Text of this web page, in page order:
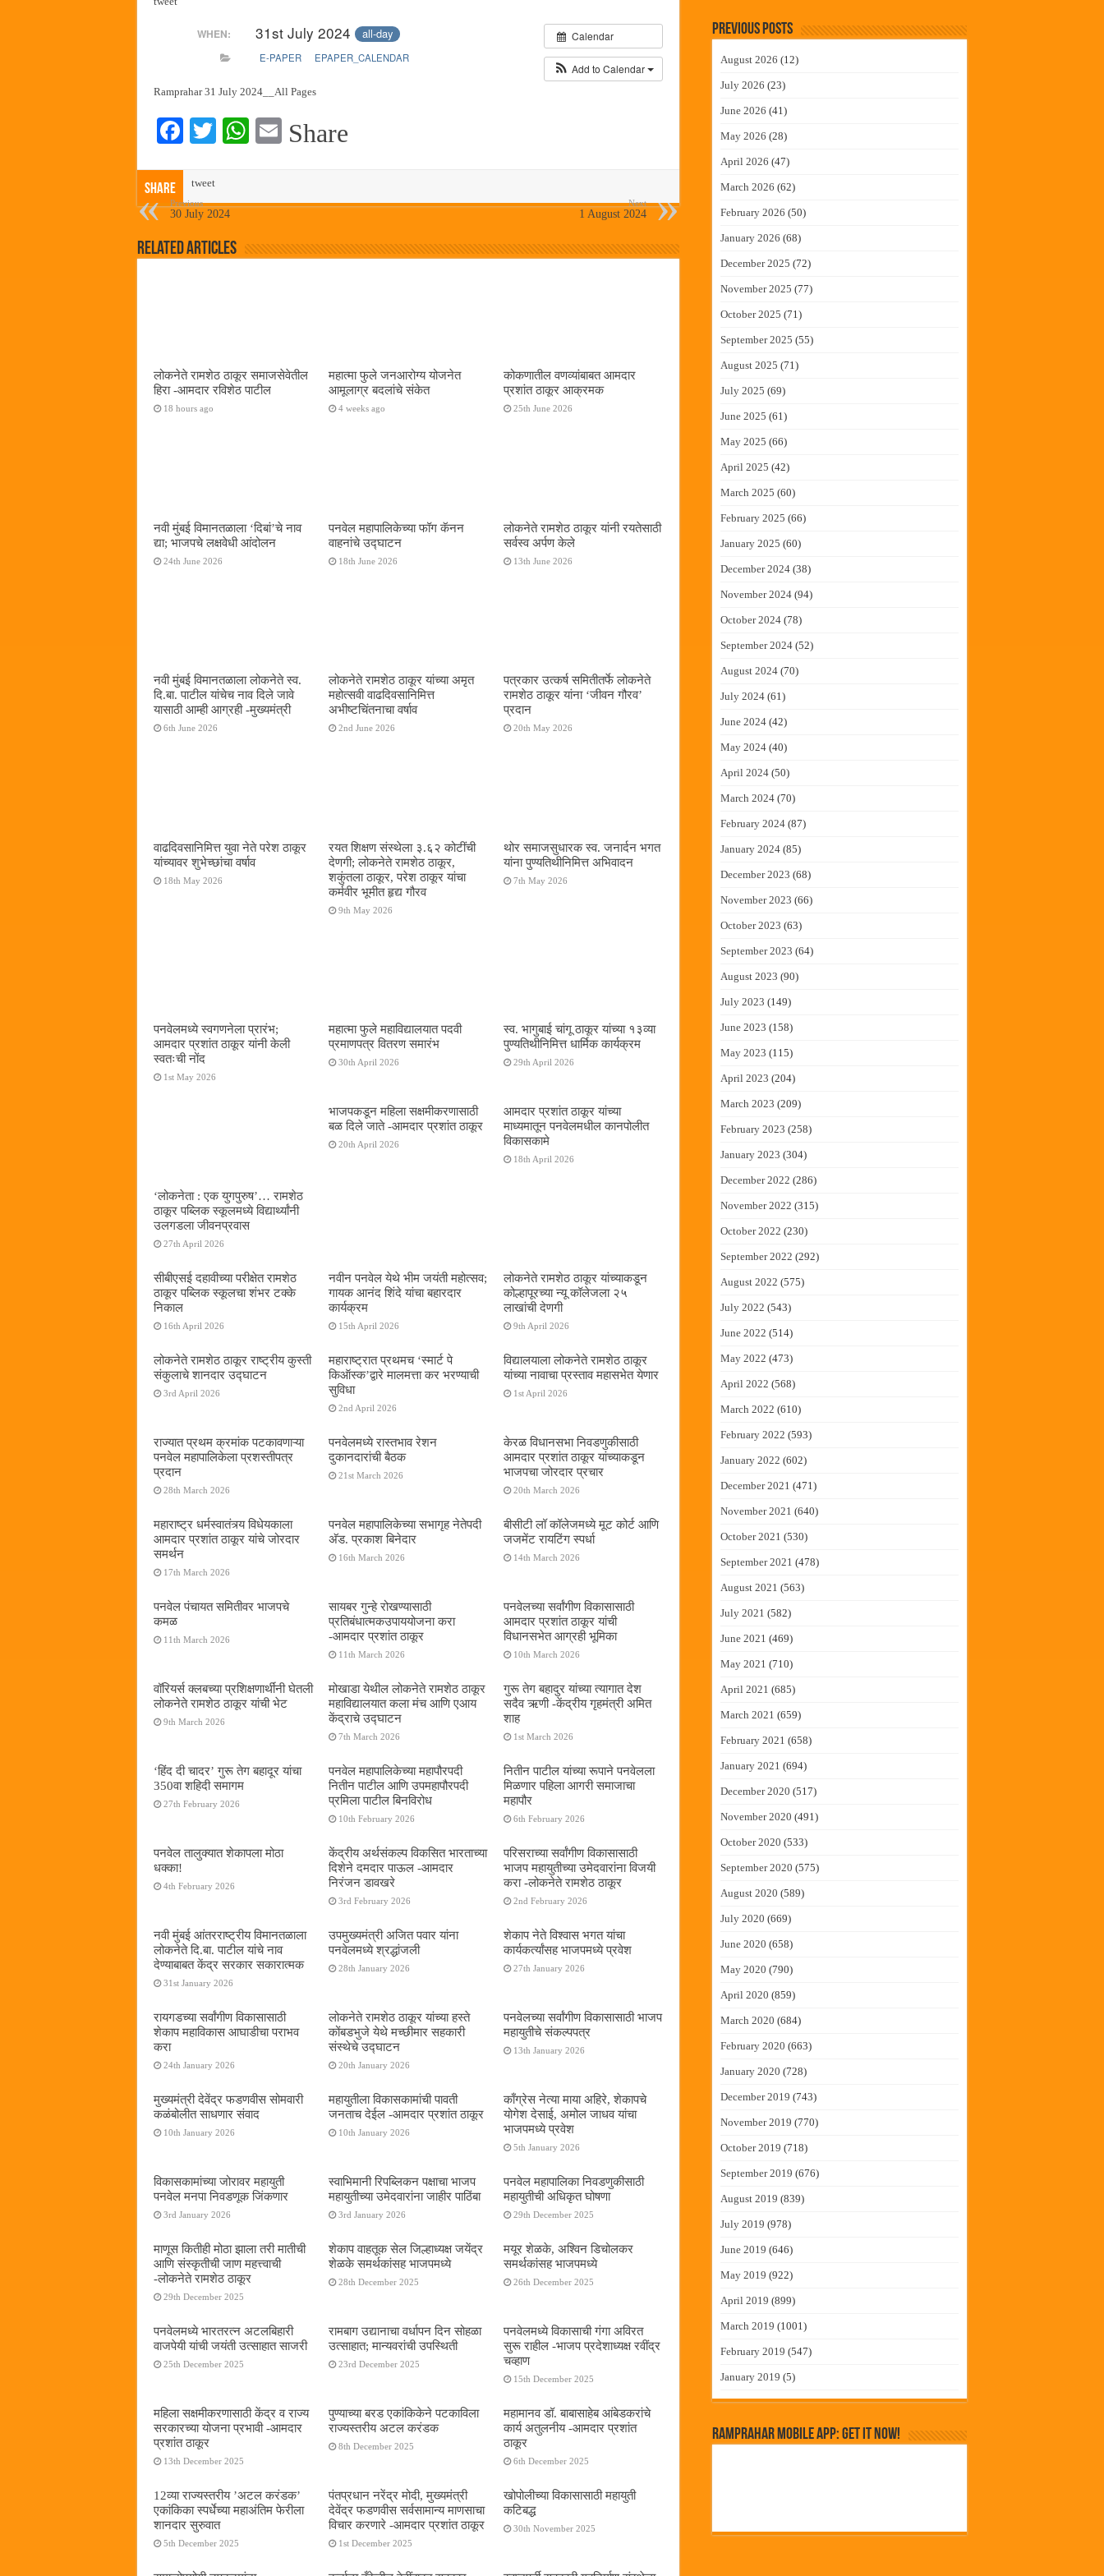
कामोठे येथे समाजोपयोगी वस्तूंच्या वाटपाचा उपक्रम
छत्रपती शिवाजी महाराज महाराजस्व समाधान शिबिरास पनवेलमध्ये उत्स्फूर्त प्रतिसाद
बाल्मर लॉरी आणि शेल इंडियातील कंत्राटी कामगारांना भरघोस पगारवाढ
Calendar
Add to Calendar
WHEN: 31st July 2024 all-day
E-PAPER EPAPER_CALENDAR
Ramprahar 31 July 2024__All Pages
Fa
bo
ok
T
r
W
A
E
Share
Share tweet
Previous
30 July 2024
Next
1 August 2024
Related Articles
लोकनेते रामशेठ ठाकूर समाजसेवेतील
हिरा -आमदार रविशेठ पाटील
18 hours ago
महात्मा फुले जनआरोग्य योजनेत
आमूलाग्र बदलांचे संकेत
4 weeks ago
कोकणातील वणव्यांबाबत आमदार
प्रशांत ठाकूर आक्रमक
25th June 2026
नवी मुंबई विमानतळाला ‌‘दिबां‌’चे नाव
द्या; भाजपचे लक्षवेधी आंदोलन
24th June 2026
पनवेल महापालिकेच्या फॉग कॅनन
वाहनांचे उद्घाटन
18th June 2026
लोकनेते रामशेठ ठाकूर यांनी रयतेसाठी
सर्वस्व अर्पण केले
13th June 2026
नवी मुंबई विमानतळाला लोकनेते स्व.
दि.बा. पाटील यांचेच नाव दिले जावे
यासाठी आम्ही आग्रही -मुख्यमंत्री
6th June 2026
लोकनेते रामशेठ ठाकूर यांच्या अमृत
महोत्सवी वाढदिवसानिमित्त
अभीष्टचिंतनाचा वर्षाव
2nd June 2026
पत्रकार उत्कर्ष समितीतर्फे लोकनेते
रामशेठ ठाकूर यांना ‌‘जीवन गौरव‌’
प्रदान
20th May 2026
वाढदिवसानिमित्त युवा नेते परेश ठाकूर
यांच्यावर शुभेच्छांचा वर्षाव
18th May 2026
रयत शिक्षण संस्थेला ३.६२ कोटींची
देणगी; लोकनेते रामशेठ ठाकूर,
शकुंतला ठाकूर, परेश ठाकूर यांचा
कर्मवीर भूमीत हृद्य गौरव
9th May 2026
थोर समाजसुधारक स्व. जनार्दन भगत
यांना पुण्यतिथीनिमित्त अभिवादन
7th May 2026
पनवेलमध्ये स्वगणनेला प्रारंभ;
आमदार प्रशांत ठाकूर यांनी केली
स्वतःची नोंद
1st May 2026
महात्मा फुले महाविद्यालयात पदवी
प्रमाणपत्र वितरण समारंभ
30th April 2026
स्व. भागुबाई चांगू ठाकूर यांच्या १३व्या
पुण्यतिथीनिमित्त धार्मिक कार्यक्रम
29th April 2026
‌‘लोकनेता : एक युगपुरुष‌’… रामशेठ
ठाकूर पब्लिक स्कूलमध्ये विद्यार्थ्यांनी
उलगडला जीवनप्रवास
27th April 2026
भाजपकडून महिला सक्षमीकरणासाठी
बळ दिले जाते -आमदार प्रशांत ठाकूर
20th April 2026
आमदार प्रशांत ठाकूर यांच्या
माध्यमातून पनवेलमधील कानपोलीत
विकासकामे
18th April 2026
सीबीएसई दहावीच्या परीक्षेत रामशेठ
ठाकूर पब्लिक स्कूलचा शंभर टक्के
निकाल
16th April 2026
नवीन पनवेल येथे भीम जयंती महोत्सव;
गायक आनंद शिंदे यांचा बहारदार
कार्यक्रम
15th April 2026
लोकनेते रामशेठ ठाकूर यांच्याकडून
कोल्हापूरच्या न्यू कॉलेजला २५
लाखांची देणगी
9th April 2026
लोकनेते रामशेठ ठाकूर राष्ट्रीय कुस्ती
संकुलाचे शानदार उद्घाटन
3rd April 2026
महाराष्ट्रात प्रथमच ‌‘स्मार्ट पे
किऑस्क‌’द्वारे मालमत्ता कर भरण्याची
सुविधा
2nd April 2026
विद्यालयाला लोकनेते रामशेठ ठाकूर
यांच्या नावाचा प्रस्ताव महासभेत येणार
1st April 2026
राज्यात प्रथम क्रमांक पटकावणाऱ्या
पनवेल महापालिकेला प्रशस्तीपत्र
प्रदान
28th March 2026
पनवेलमध्ये रास्तभाव रेशन
दुकानदारांची बैठक
21st March 2026
केरळ विधानसभा निवडणुकीसाठी
आमदार प्रशांत ठाकूर यांच्याकडून
भाजपचा जोरदार प्रचार
20th March 2026
महाराष्ट्र धर्मस्वातंत्र्य विधेयकाला
आमदार प्रशांत ठाकूर यांचे जोरदार
समर्थन
17th March 2026
पनवेल महापालिकेच्या सभागृह नेतेपदी
अ‍ॅड. प्रकाश बिनेदार
16th March 2026
बीसीटी लॉ कॉलेजमध्ये मूट कोर्ट आणि
जजमेंट रायटिंग स्पर्धा
14th March 2026
पनवेल पंचायत समितीवर भाजपचे
कमळ
11th March 2026
सायबर गुन्हे रोखण्यासाठी
प्रतिबंधात्मकउपाययोजना करा
-आमदार प्रशांत ठाकूर
11th March 2026
पनवेलच्या सर्वांगीण विकासासाठी
आमदार प्रशांत ठाकूर यांची
विधानसभेत आग्रही भूमिका
10th March 2026
वॉरियर्स क्लबच्या प्रशिक्षणार्थींनी घेतली
लोकनेते रामशेठ ठाकूर यांची भेट
9th March 2026
मोखाडा येथील लोकनेते रामशेठ ठाकूर
महाविद्यालयात कला मंच आणि एआय
केंद्राचे उद्घाटन
7th March 2026
गुरू तेग बहादुर यांच्या त्यागात देश
सदैव ऋणी -केंद्रीय गृहमंत्री अमित
शाह
1st March 2026
‘हिंद दी चादर’ गुरू तेग बहादूर यांचा
350वा शहिदी समागम
27th February 2026
पनवेल महापालिकेच्या महापौरपदी
नितीन पाटील आणि उपमहापौरपदी
प्रमिला पाटील बिनविरोध
10th February 2026
नितीन पाटील यांच्या रूपाने पनवेलला
मिळणार पहिला आगरी समाजाचा
महापौर
6th February 2026
पनवेल तालुक्यात शेकापला मोठा
धक्का!
4th February 2026
केंद्रीय अर्थसंकल्प विकसित भारताच्या
दिशेने दमदार पाऊल -आमदार
निरंजन डावखरे
3rd February 2026
परिसराच्या सर्वांगीण विकासासाठी
भाजप महायुतीच्या उमेदवारांना विजयी
करा -लोकनेते रामशेठ ठाकूर
2nd February 2026
नवी मुंबई आंतरराष्ट्रीय विमानतळाला
लोकनेते दि.बा. पाटील यांचे नाव
देण्याबाबत केंद्र सरकार सकारात्मक
31st January 2026
उपमुख्यमंत्री अजित पवार यांना
पनवेलमध्ये श्रद्धांजली
28th January 2026
शेकाप नेते विश्वास भगत यांचा
कार्यकर्त्यांसह भाजपमध्ये प्रवेश
27th January 2026
रायगडच्या सर्वांगीण विकासासाठी
शेकाप महाविकास आघाडीचा पराभव
करा
24th January 2026
लोकनेते रामशेठ ठाकूर यांच्या हस्ते
कोंबडभुजे येथे मच्छीमार सहकारी
संस्थेचे उद्घाटन
20th January 2026
पनवेलच्या सर्वांगीण विकासासाठी भाजप
महायुतीचे संकल्पपत्र
13th January 2026
मुख्यमंत्री देवेंद्र फडणवीस सोमवारी
कळंबोलीत साधणार संवाद
10th January 2026
महायुतीला विकासकामांची पावती
जनताच देईल -आमदार प्रशांत ठाकूर
10th January 2026
काँग्रेस नेत्या माया अहिरे, शेकापचे
योगेश देसाई, अमोल जाधव यांचा
भाजपमध्ये प्रवेश
5th January 2026
विकासकामांच्या जोरावर महायुती
पनवेल मनपा निवडणूक जिंकणार
3rd January 2026
स्वाभिमानी रिपब्लिकन पक्षाचा भाजप
महायुतीच्या उमेदवारांना जाहीर पाठिंबा
3rd January 2026
पनवेल महापालिका निवडणुकीसाठी
महायुतीची अधिकृत घोषणा
29th December 2025
माणूस कितीही मोठा झाला तरी मातीची
आणि संस्कृतीची जाण महत्त्वाची
-लोकनेते रामशेठ ठाकूर
29th December 2025
शेकाप वाहतूक सेल जिल्हाध्यक्ष जयेंद्र
शेळके समर्थकांसह भाजपमध्ये
28th December 2025
मयूर शेळके, अश्विन डिचोलकर
समर्थकांसह भाजपमध्ये
26th December 2025
पनवेलमध्ये भारतरत्न अटलबिहारी
वाजपेयी यांची जयंती उत्साहात साजरी
25th December 2025
रामबाग उद्यानाचा वर्धापन दिन सोहळा
उत्साहात; मान्यवरांची उपस्थिती
23rd December 2025
पनवेलमध्ये विकासाची गंगा अविरत
सुरू राहील -भाजप प्रदेशाध्यक्ष रवींद्र
चव्हाण
15th December 2025
महिला सक्षमीकरणासाठी केंद्र व राज्य
सरकारच्या योजना प्रभावी -आमदार
प्रशांत ठाकूर
13th December 2025
पुण्याच्या बरड एकांकिकेने पटकाविला
राज्यस्तरीय अटल करंडक
8th December 2025
महामानव डॉ. बाबासाहेब आंबेडकरांचे
कार्य अतुलनीय -आमदार प्रशांत
ठाकूर
6th December 2025
12व्या राज्यस्तरीय ’अटल करंडक’
एकांकिका स्पर्धेच्या महाअंतिम फेरीला
शानदार सुरुवात
5th December 2025
पंतप्रधान नरेंद्र मोदी, मुख्यमंत्री
देवेंद्र फडणवीस सर्वसामान्य माणसाचा
विचार करणारे -आमदार प्रशांत ठाकूर
1st December 2025
खोपोलीच्या विकासासाठी महायुती
कटिबद्ध
30th November 2025
Previous Posts
August 2026 (12)
July 2026 (23)
June 2026 (41)
May 2026 (28)
April 2026 (47)
March 2026 (62)
February 2026 (50)
January 2026 (68)
December 2025 (72)
November 2025 (77)
October 2025 (71)
September 2025 (55)
August 2025 (71)
July 2025 (69)
June 2025 (61)
May 2025 (66)
April 2025 (42)
March 2025 (60)
February 2025 (66)
January 2025 (60)
December 2024 (38)
November 2024 (94)
October 2024 (78)
September 2024 (52)
August 2024 (70)
July 2024 (61)
June 2024 (42)
May 2024 (40)
April 2024 (50)
March 2024 (70)
February 2024 (87)
January 2024 (85)
December 2023 (68)
November 2023 (66)
October 2023 (63)
September 2023 (64)
August 2023 (90)
July 2023 (149)
June 2023 (158)
May 2023 (115)
April 2023 (204)
March 2023 (209)
February 2023 (258)
January 2023 (304)
December 2022 (286)
November 2022 (315)
October 2022 (230)
September 2022 (292)
August 2022 (575)
July 2022 (543)
June 2022 (514)
May 2022 (473)
April 2022 (568)
March 2022 (610)
February 2022 (593)
January 2022 (602)
December 2021 (471)
November 2021 (640)
October 2021 (530)
September 2021 (478)
August 2021 (563)
July 2021 (582)
June 2021 (469)
May 2021 (710)
April 2021 (685)
March 2021 (659)
February 2021 (658)
January 2021 (694)
December 2020 (517)
November 2020 (491)
October 2020 (533)
September 2020 (575)
August 2020 (589)
July 2020 (669)
June 2020 (658)
May 2020 (790)
April 2020 (859)
March 2020 (684)
February 2020 (663)
January 2020 (728)
December 2019 (743)
November 2019 (770)
October 2019 (718)
September 2019 (676)
August 2019 (839)
July 2019 (978)
June 2019 (646)
May 2019 (922)
April 2019 (899)
March 2019 (1001)
February 2019 (547)
January 2019 (5)
RamPrahar Mobile App: Get it Now!